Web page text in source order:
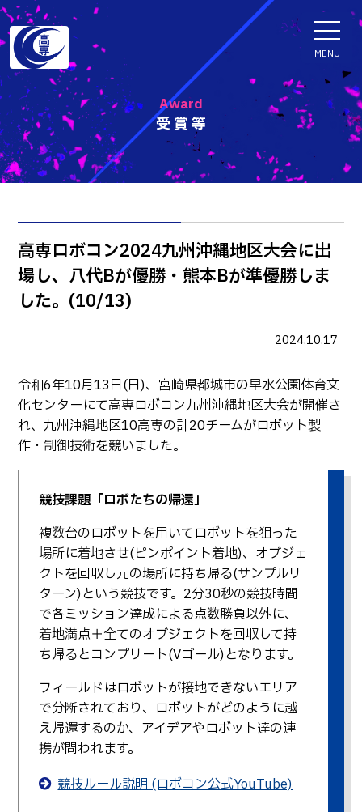
受賞等
Award
高専ロボコン2024九州沖縄地区大会に出
場し、八代Bが優勝・熊本Bが準優勝しま
した。(10/13)
2024.10.17
令和6年10月13日(日)、宮崎県都城市の早水公園体育文
化センターにて高専ロボコン九州沖縄地区大会が開催さ
れ、九州沖縄地区10高専の計20チームがロボット製
作・制御技術を競いました。
競技課題「ロボたちの帰還」
複数台のロボットを用いてロボットを狙った
場所に着地させ(ピンポイント着地)、オブジェ
クトを回収し元の場所に持ち帰る(サンプルリ
ターン)という競技です。2分30秒の競技時間
で各ミッション達成による点数勝負以外に、
着地満点＋全てのオブジェクトを回収して持
ち帰るとコンプリート(Vゴール)となります。
フィールドはロボットが接地できないエリア
で分断されており、ロボットがどのように越
え帰還するのか、アイデアやロボット達の連
携が問われます。
競技ルール説明 (ロボコン公式YouTube)
MENU
ENGLISH
学科・専攻科
電子情報学系学科
知能制御情報工学科
情報工学科
融合・複合工学系学科
機械知能システム工学科
基幹教育科
専攻科
入試情報
入試速報
入学者選抜検査 情報
オープンキャンパス等
進学の手引き
入学料および授業料
受験生向け 熊本高専 Q&A
熊本高専が運用するWebサイト・SNS・動画チャネ
お知らせ
学校概要
交通アクセス
教員紹介
学生生活
国際交流
活動報告
ご寄付・ネーミングライ
ツ等
キャリア関係
情報セキュリティ
図書館
アントレプレナーシップ
公開情報
その他
転職・Uターン就職
お問い合わせ
在校生・保護者の方へ
卒業生の方へ
教職員向け